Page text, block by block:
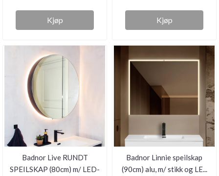
Kjøp Kjøp
Badnor Live RUNDT
SPEILSKAP (80cm) m/ LED-
Badnor Linnie speilskap
(90cm) alu, m/ stikk og LE...